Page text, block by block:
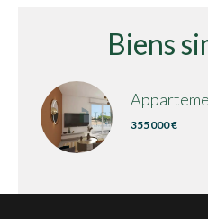
Biens
355 000 €